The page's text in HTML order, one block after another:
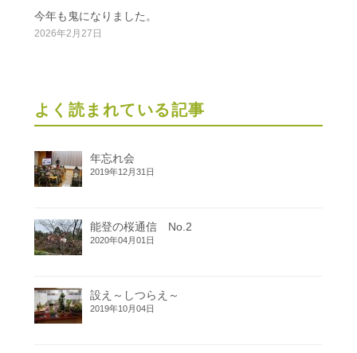
今年も鬼になりました。
2026年2月27日
よく読まれている記事
年忘れ会
2019年12月31日
能登の桜通信 No.2
2020年04月01日
設え～しつらえ～
2019年10月04日